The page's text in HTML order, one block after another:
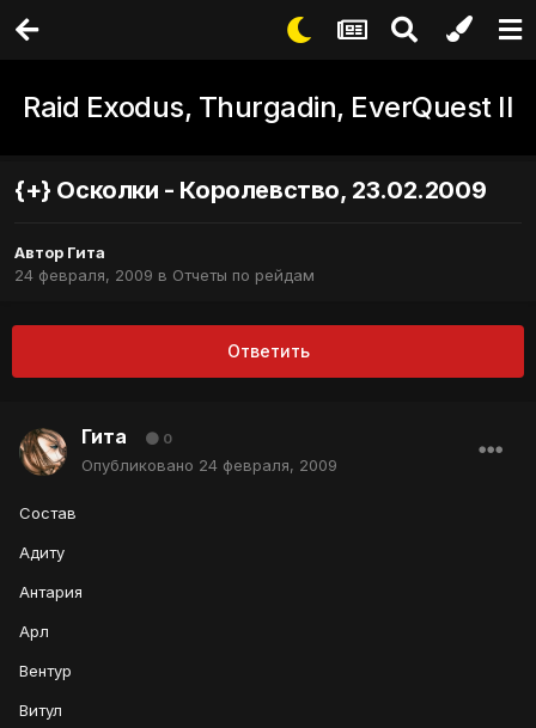
Raid Exodus, Thurgadin, EverQuest II
{+} Осколки - Королевство, 23.02.2009
Автор Гита
24 февраля, 2009 в Отчеты по рейдам
Ответить
Гита 0
Опубликовано 24 февраля, 2009
Состав
Адиту
Антария
Арл
Вентур
Витул